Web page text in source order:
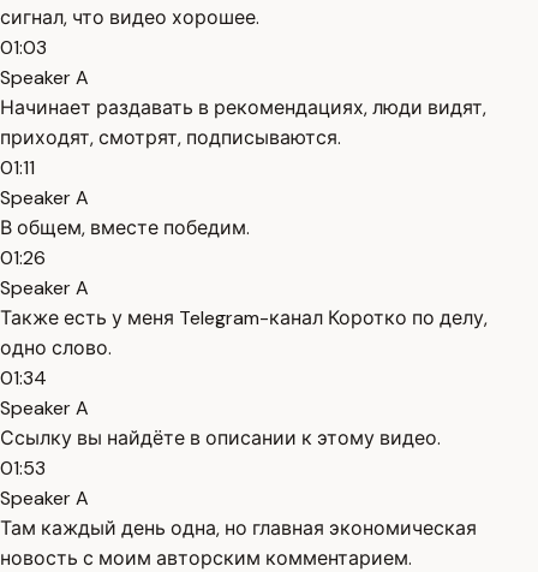
сигнал, что видео хорошее.
01:03
Speaker A
Начинает раздавать в рекомендациях, люди видят,
приходят, смотрят, подписываются.
01:11
Speaker A
В общем, вместе победим.
01:26
Speaker A
Также есть у меня Telegram-канал Коротко по делу,
одно слово.
01:34
Speaker A
Ссылку вы найдёте в описании к этому видео.
01:53
Speaker A
Там каждый день одна, но главная экономическая
новость с моим авторским комментарием.